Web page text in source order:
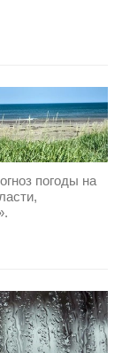
погоды на